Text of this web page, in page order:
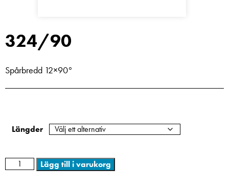
324/90
Spårbredd 12×90°
Längder
Lägg till i varukorg